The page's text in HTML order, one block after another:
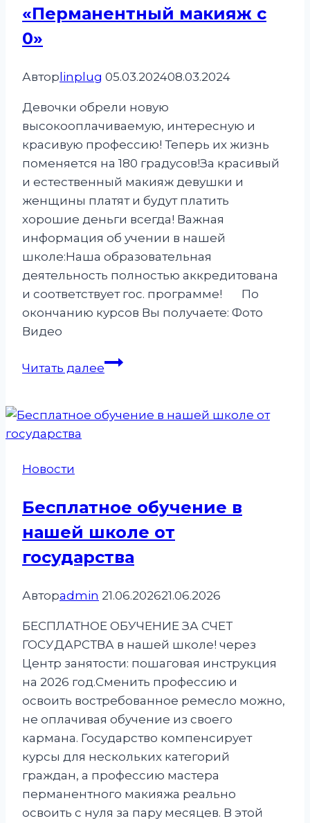
«Перманентный макияж с
0»
Автор linplug 05.03.202408.03.2024
Девочки обрели новую
высокооплачиваемую, интересную и
красивую профессию! Теперь их жизнь
поменяется на 180 градусов!За красивый
и естественный макияж девушки и
женщины платят и будут платить
хорошие деньги всегда! Важная
информация об учении в нашей
школе:Наша образовательная
деятельность полностью аккредитована
и соответствует гос. программе!⠀⠀ По
окончанию курсов Вы получаете: Фото
Видео
Читать далееЗавершен
базовый
0»
Новости
Бесплатное обучение в
нашей школе от
государства
Авторadmin 21.06.202621.06.2026
БЕСПЛАТНОЕ ОБУЧЕНИЕ ЗА СЧЕТ
ГОСУДАРСТВА в нашей школе! через
Центр занятости: пошаговая инструкция
на 2026 год.Сменить профессию и
освоить востребованное ремесло можно,
не оплачивая обучение из своего
кармана. Государство компенсирует
курсы для нескольких категорий
граждан, а профессию мастера
перманентного макияжа реально
освоить с нуля за пару месяцев. В этой